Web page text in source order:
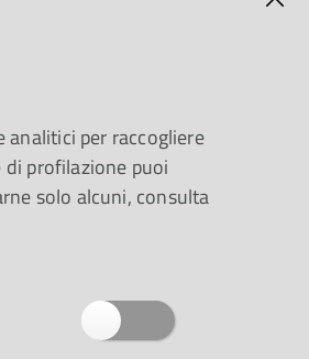
e
per raccogliere
profilazione puoi
solo alcuni, consulta